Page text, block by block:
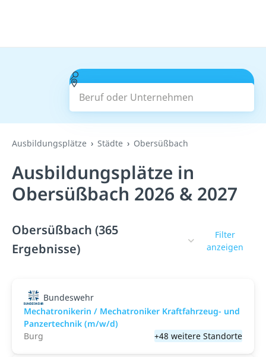
Beruf oder Unternehmen
Suchen
Ausbildungsplätze Städte Obersüßbach
Ausbildungsplätze in
Obersüßbach 2026 & 2027
Obersüßbach (365
Ergebnisse)
Filter
anzeigen
Bundeswehr
Mechatronikerin / Mechatroniker Kraftfahrzeug- und
Panzertechnik (m/w/d)
Burg
+48 weitere Standorte